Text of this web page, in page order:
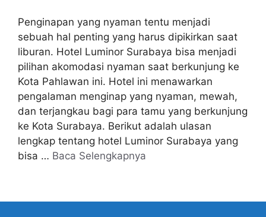
Penginapan yang nyaman tentu menjadi
sebuah hal penting yang harus dipikirkan saat
liburan. Hotel Luminor Surabaya bisa menjadi
pilihan akomodasi nyaman saat berkunjung ke
Kota Pahlawan ini. Hotel ini menawarkan
pengalaman menginap yang nyaman, mewah,
dan terjangkau bagi para tamu yang berkunjung
ke Kota Surabaya. Berikut adalah ulasan
lengkap tentang hotel Luminor Surabaya yang
bisa … Baca Selengkapnya